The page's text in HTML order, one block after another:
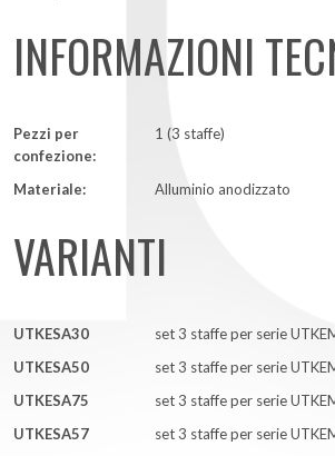
INFORMAZIONI
Pezzi per
confezione:
1 (3 staffe)
Materiale: Alluminio anodizzato
VARIANTI
UTKESA30
set 3 staffe per serie
UTKESA50
set 3 staffe per serie
UTKESA75
set 3 staffe per serie
UTKESA57
set 3 staffe per serie